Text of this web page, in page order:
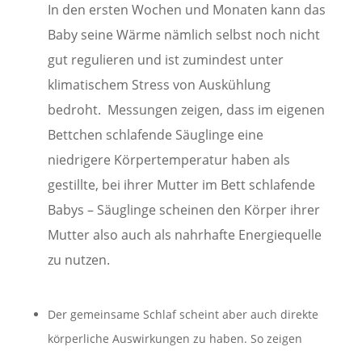
In den ersten Wochen und Monaten kann das
Baby seine Wärme nämlich selbst noch nicht
gut regulieren und ist zumindest unter
klimatischem Stress von Auskühlung
bedroht. Messungen zeigen, dass im eigenen
Bettchen schlafende Säuglinge eine
niedrigere Körpertemperatur haben als
gestillte, bei ihrer Mutter im Bett schlafende
Babys – Säuglinge scheinen den Körper ihrer
Mutter also auch als nahrhafte Energiequelle
zu nutzen.
Der gemeinsame Schlaf scheint aber auch direkte
körperliche Auswirkungen zu haben. So zeigen